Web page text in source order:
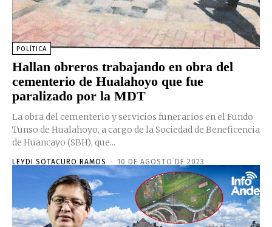
POLÍTICA
Hallan obreros trabajando en obra del
cementerio de Hualahoyo que fue
paralizado por la MDT
La obra del cementerio y servicios funerarios en el Fundo
Tunso de Hualahoyo, a cargo de la Sociedad de Beneficencia
de Huancayo (SBH), que...
LEYDI SOTACURO RAMOS - 10 DE AGOSTO DE 2023